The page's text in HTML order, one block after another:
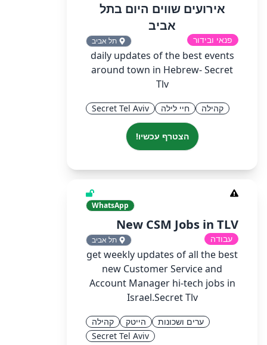
אירועים שווים היום בתל
אביב
פנאי ובידור תל אביב
daily updates of the best events
around town in Hebrew- Secret
Tlv
קהילה חיי לילה Secret Tel Aviv
הצטרף עכשיו!
WhatsApp
New CSM Jobs in TLV
עבודה תל אביב
get weekly updates of all the best
new Customer Service and
Account Manager hi-tech jobs in
Israel.Secret Tlv
ערים ושכונות הייטק
קהילה
Secret Tel Aviv